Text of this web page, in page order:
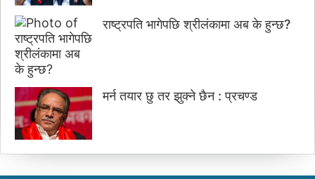
राष्ट्रपति भागेपछि श्रीलंकामा अब के हुन्छ?
मर्न तयार छु तर झुक्ने छैन : प्रचण्ड